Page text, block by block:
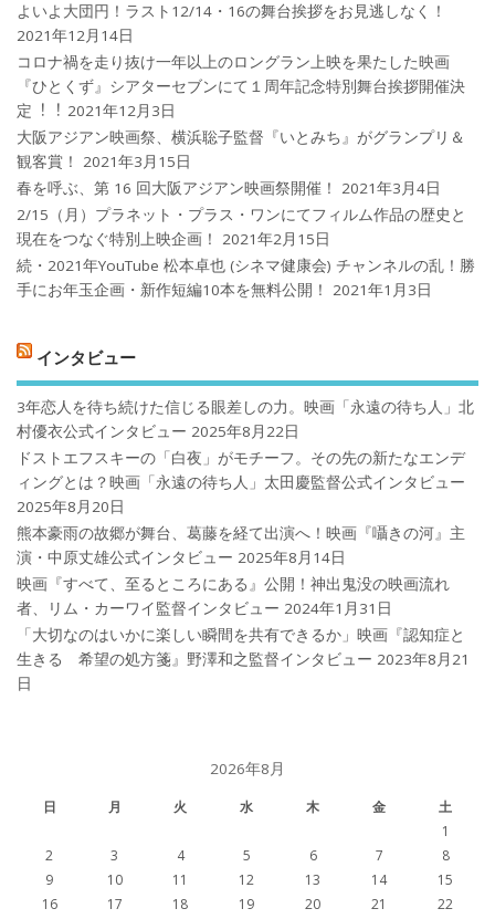
よいよ大団円！ラスト12/14・16の舞台挨拶をお見逃しなく！
2021年12月14日
コロナ禍を⾛り抜け⼀年以上のロングラン上映を果たした映画
『ひとくず』シアターセブンにて１周年記念特別舞台挨拶開催決
定︕︕ 2021年12月3日
大阪アジアン映画祭、横浜聡子監督『いとみち』がグランプリ＆
観客賞！
2021年3月15日
春を呼ぶ、第 16 回大阪アジアン映画祭開催！
2021年3月4日
2/15（月）プラネット・プラス・ワンにてフィルム作品の歴史と
現在をつなぐ特別上映企画！
2021年2月15日
続・2021年YouTube 松本卓也 (シネマ健康会) チャンネルの乱！勝
手にお年玉企画・新作短編10本を無料公開！
2021年1月3日
インタビュー
3年恋人を待ち続けた信じる眼差しの力。映画「永遠の待ち人」北
村優衣公式インタビュー 2025年8月22日
ドストエフスキーの「白夜」がモチーフ。その先の新たなエンデ
ィングとは？映画「永遠の待ち人」太田慶監督公式インタビュー
2025年8月20日
熊本豪雨の故郷が舞台、葛藤を経て出演へ！映画『囁きの河』主
演・中原丈雄公式インタビュー 2025年8月14日
映画『すべて、至るところにある』公開！神出鬼没の映画流れ
者、リム・カーワイ監督インタビュー 2024年1月31日
「大切なのはいかに楽しい瞬間を共有できるか」映画『認知症と
生きる 希望の処方箋』野澤和之監督インタビュー 2023年8月21
日
2026年8月
日 月 火 水 木 金
土
1
2
3 4 5 6 7
8
9
10 11 12 13 14
15
16
17 18 19 20 21
22